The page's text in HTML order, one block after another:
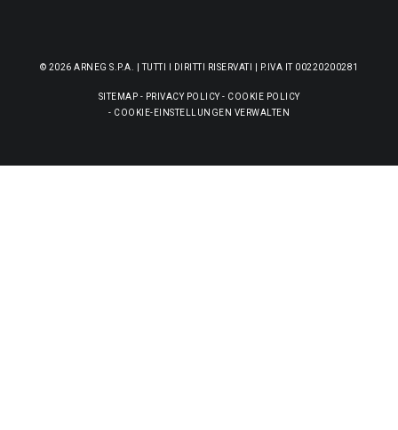
© 2026 ARNEG S.P.A. | TUTTI I DIRITTI RISERVATI | P.IVA IT 00220200281
SITEMAP - PRIVACY POLICY- COOKIE POLICY
- COOKIE-EINSTELLUNGEN VERWALTEN